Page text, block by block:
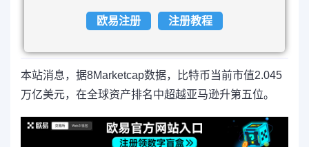
欧易注册 注册教程
本站消息，据8Marketcap数据，比特币当前市值2.045
万亿美元，在全球资产排名中超越亚马逊升第五位。